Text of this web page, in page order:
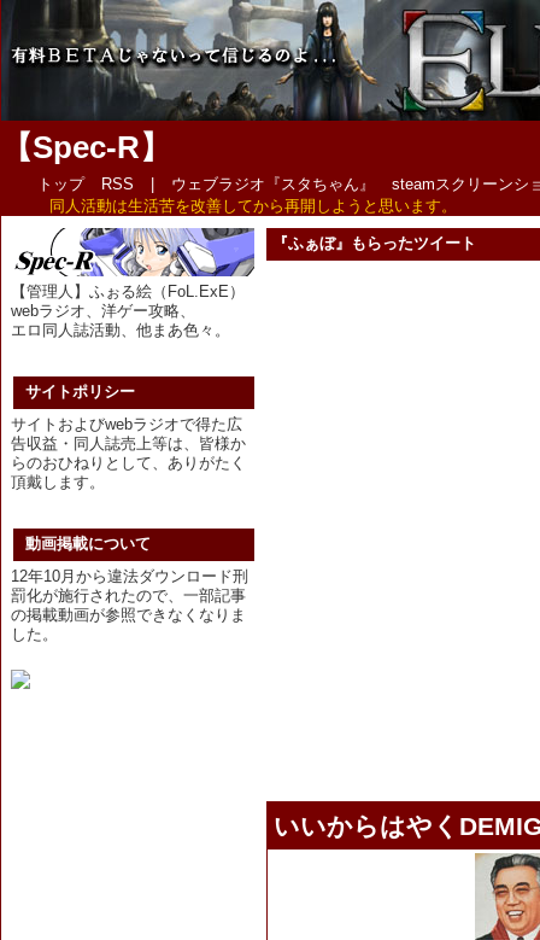
【Spec-R】
トップ RSS ウェブラジオ『スタちゃん』
steamスクリーンシ
同人活動は生活苦を改善してから再開しようと思います。
『ふぁぼ』もらったツイート
いいからはやく
【管理人】ふぉる絵（FoL.ExE）
webラジオ、洋ゲー攻略、
エロ同人誌活動、他まあ色々。
サイトポリシー
サイトおよびwebラジオで得た広
告収益・同人誌売上等は、皆様か
らのおひねりとして、ありがたく
頂戴します。
動画掲載について
12年10月から違法ダウンロード刑
罰化が施行されたので、一部記事
の掲載動画が参照できなくなりま
した。